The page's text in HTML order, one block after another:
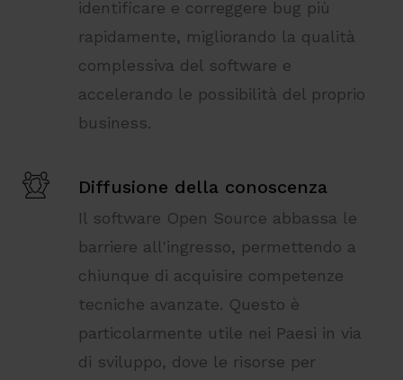
identificare e correggere bug più
rapidamente, migliorando la qualità
complessiva del software e
accelerando le possibilità del proprio
business.
Diffusione della conoscenza
Il software Open Source abbassa le
barriere all'ingresso, permettendo a
chiunque di acquisire competenze
tecniche avanzate. Questo è
particolarmente utile nei Paesi in via
di sviluppo, dove le risorse per